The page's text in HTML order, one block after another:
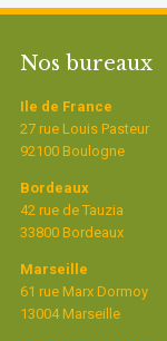
Nos bureaux
Ile de France
27 rue Louis Pasteur
92100 Boulogne
Bordeaux
42 rue de Tauzia
33800 Bordeaux
Marseille
61 rue Marx Dormoy
13004 Marseille